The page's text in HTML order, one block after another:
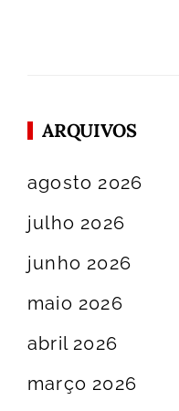
ARQUIVOS
agosto 2026
julho 2026
junho 2026
maio 2026
abril 2026
março 2026